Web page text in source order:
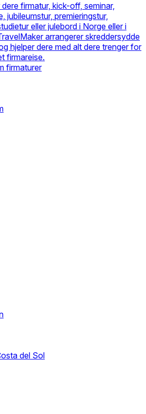
firmatur, kick-off, seminar,
jubileumstur, premieringstur,
eller julebord i Norge eller i
arrangerer skreddersydde
hjelper dere med alt dere trenger for
firmareise.
firmaturer
del Sol